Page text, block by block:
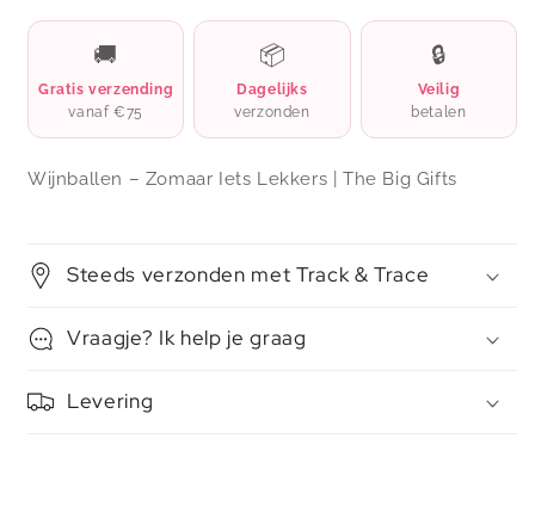
🚚
Gratis verzending
vanaf €75
📦
Dagelijks
verzonden
🔒
Veilig
betalen
Wijnballen – Zomaar Iets Lekkers | The Big Gifts
Steeds verzonden met Track & Trace
Vraagje? Ik help je graag
Levering